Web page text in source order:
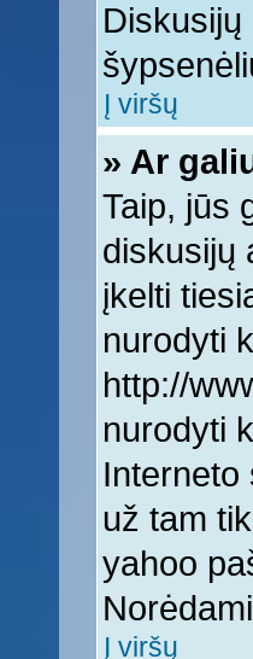
Į viršų
» Ar
Taip, jūs
diskusijų
įkelti
nurodyti
http://
nurodyti
Interneto
už tam
yahoo
Į viršų